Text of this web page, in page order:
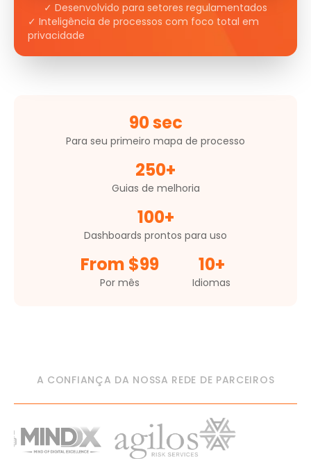
✓ Desenvolvido para setores regulamentados
✓ Inteligência de processos com foco total em
privacidade
90 sec
Para seu primeiro mapa de processo
250+
Guias de melhoria
100+
Dashboards prontos para uso
From $99
Por mês
10+
Idiomas
A CONFIANÇA DA NOSSA REDE DE PARCEIROS